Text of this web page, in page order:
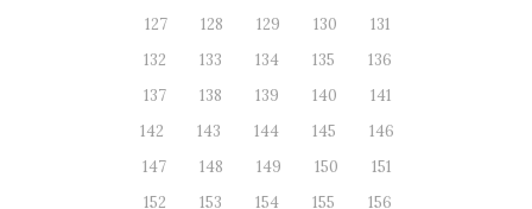
127
128 129 130
131
132
133 134 135
136
137
138 139 140
141
142
143 144 145
146
147
148 149 150
151
152
153 154 155
156